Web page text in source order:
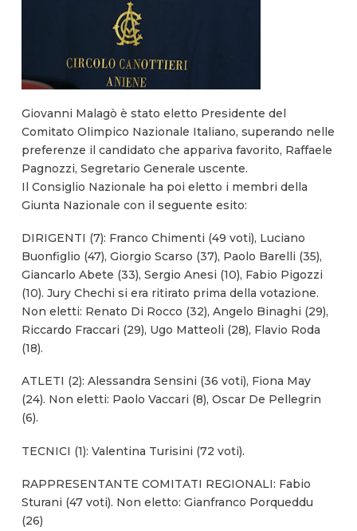
Giovanni Malagò è stato eletto Presidente del
Comitato Olimpico Nazionale Italiano, superando nelle
preferenze il candidato che appariva favorito, Raffaele
Pagnozzi, Segretario Generale uscente.
Il Consiglio Nazionale ha poi eletto i membri della
Giunta Nazionale con il seguente esito:
DIRIGENTI (7): Franco Chimenti (49 voti), Luciano
Buonfiglio (47), Giorgio Scarso (37), Paolo Barelli (35),
Giancarlo Abete (33), Sergio Anesi (10), Fabio Pigozzi
(10). Jury Chechi si era ritirato prima della votazione.
Non eletti: Renato Di Rocco (32), Angelo Binaghi (29),
Riccardo Fraccari (29), Ugo Matteoli (28), Flavio Roda
(18).
ATLETI (2): Alessandra Sensini (36 voti), Fiona May
(24). Non eletti: Paolo Vaccari (8), Oscar De Pellegrin
(6).
TECNICI (1): Valentina Turisini (72 voti).
RAPPRESENTANTE COMITATI REGIONALI: Fabio
Sturani (47 voti). Non eletto: Gianfranco Porqueddu
(26)